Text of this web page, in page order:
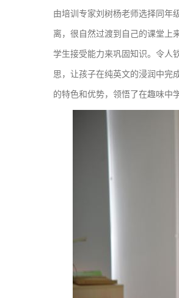
由培训专家刘树杨老师选择同年
离，很自然过渡到自己的课堂上
学生接受能力来巩固知识。令人
思，让孩子在纯英文的浸润中完
的特色和优势，领悟了在趣味中